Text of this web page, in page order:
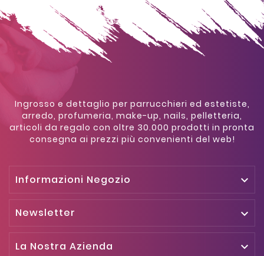
Ingrosso e dettaglio per parrucchieri ed estetiste,
arredo, profumeria, make-up, nails, pelletteria,
articoli da regalo con oltre 30.000 prodotti in pronta
consegna ai prezzi più convenienti del web!
Informazioni Negozio 
Newsletter 
La Nostra Azienda 